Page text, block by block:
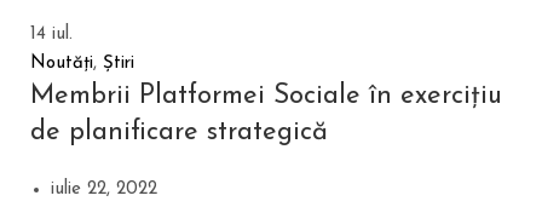
14 iul.
Noutăți, Știri
Membrii Platformei Sociale în exercițiu
de planificare strategică
iulie 22, 2022